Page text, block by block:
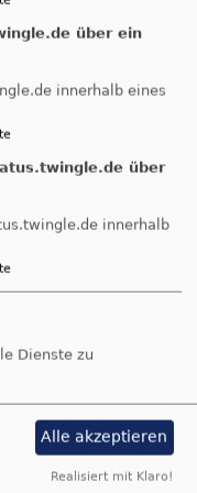
Die immerhin
spannende und
der Treffpunkte
die Möglichkeit,
über ein
innerhalb eines
über
innerhalb
Dienste zu
Alle akzeptieren
Realisiert mit Klaro!